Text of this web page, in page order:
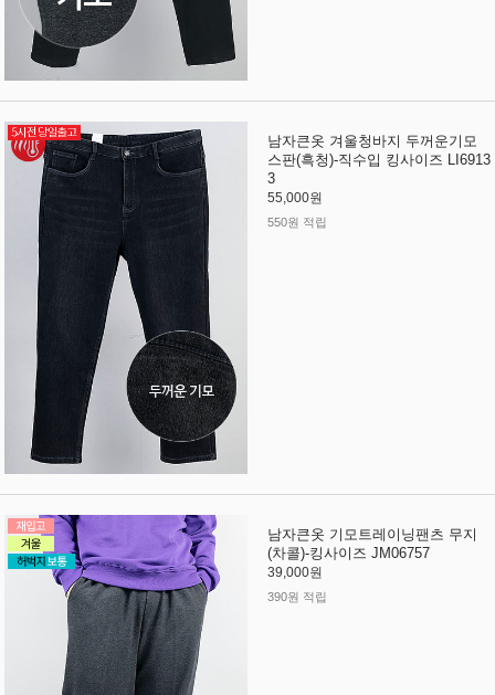
남자큰옷 겨울청바지 두꺼운기모
스판(흑청)-직수입 킹사이즈 LI6913
3
55,000원
550원 적립
남자큰옷 기모트레이닝팬츠 무지
(차콜)-킹사이즈 JM06757
39,000원
390원 적립